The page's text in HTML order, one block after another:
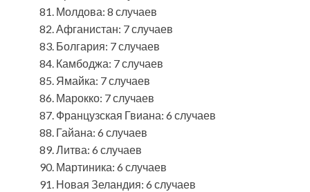
Молдова: 8 случаев
Афганистан: 7 случаев
Болгария: 7 случаев
Камбоджа: 7 случаев
Ямайка: 7 случаев
Марокко: 7 случаев
Французская Гвиана: 6 случаев
Гайана: 6 случаев
Литва: 6 случаев
Мартиника: 6 случаев
Новая Зеландия: 6 случаев